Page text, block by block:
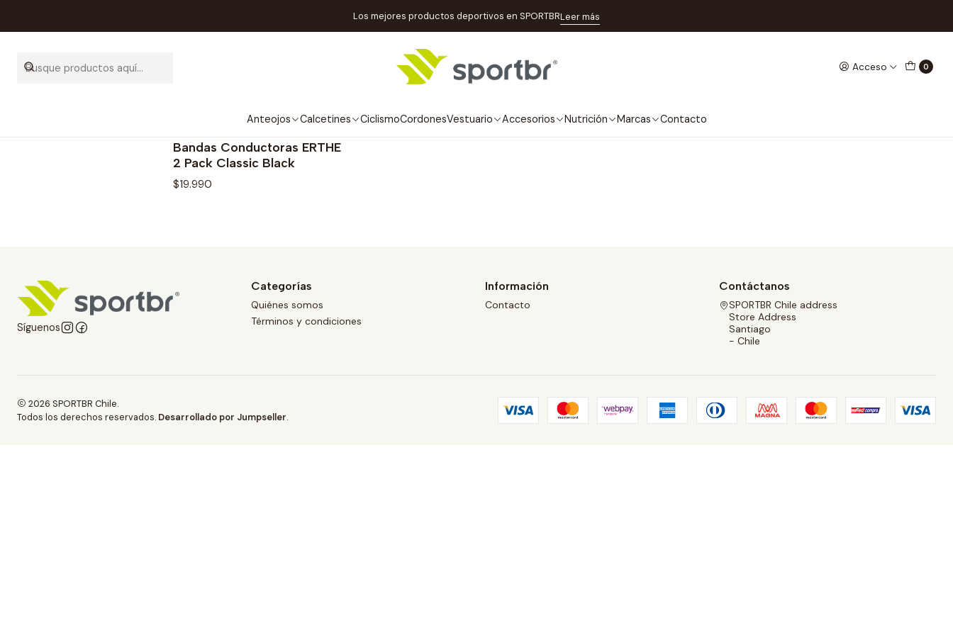
Acceso 0
Anteojos Calcetines CiclismoCordonesVestuario Accesorios Nutrición Marcas Contacto
Los mejores productos deportivos en SPORTBRLeer más
Inicio Marcas Erthe
Erthe
Agotado
Bandas Conductoras ERTHE
2 Pack Classic Black
$19.990
Síguenos
Categorías
Quiénes somos
Términos y condiciones
Información
Contacto
Contáctanos
SPORTBR Chile address
Store Address
Santiago
- Chile
2026 SPORTBR Chile.
Todos los derechos reservados. Desarrollado por Jumpseller.